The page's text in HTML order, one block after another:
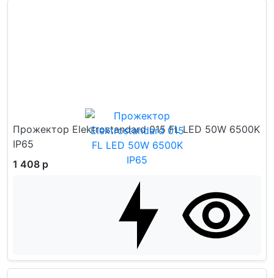
Прожектор Elektrostandard 015 FL LED 50W 6500K
IP65
1 408 р